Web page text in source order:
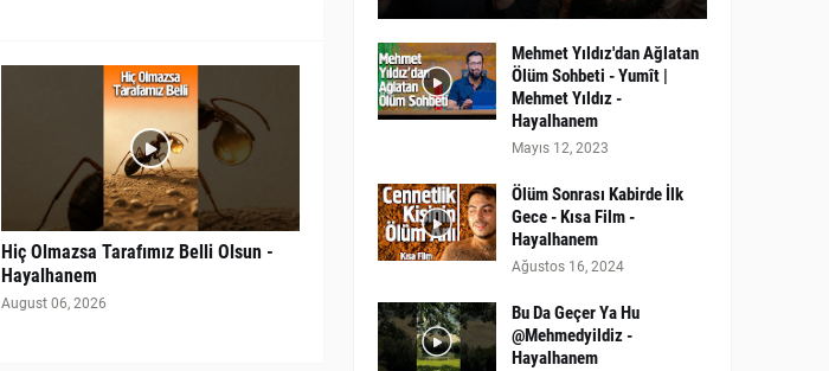
Hiç Olmazsa Tarafımız Belli Olsun -
Hayalhanem
August 06, 2026
Mehmet Yıldız'dan Ağlatan
Ölüm Sohbeti - Yumît |
Mehmet Yıldız -
Hayalhanem
Mayıs 12, 2023
Ölüm Sonrası Kabirde İlk
Gece - Kısa Film -
Hayalhanem
Ağustos 16, 2024
Bu Da Geçer Ya Hu
@Mehmedyildiz -
Hayalhanem